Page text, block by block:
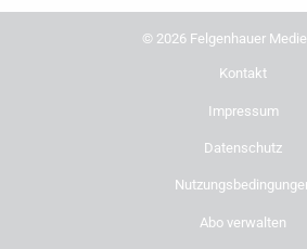
© 2026 Felgenhauer
Kontakt
Impressum
Datenschutz
Abo verwalten